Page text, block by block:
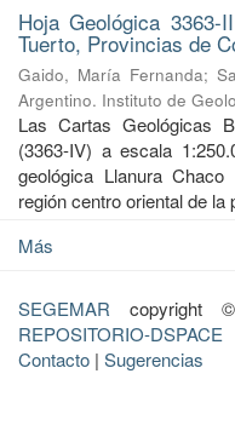
Hoja Geológica
Tuerto, Provincias de
Gaido, María Fernanda;
Argentino. Instituto de
Las Cartas Geológicas
(3363-IV) a escala
geológica Llanura
región centro oriental de la
Más
SEGEMAR copyright
REPOSITORIO-DSPACE
Contacto | Sugerencias